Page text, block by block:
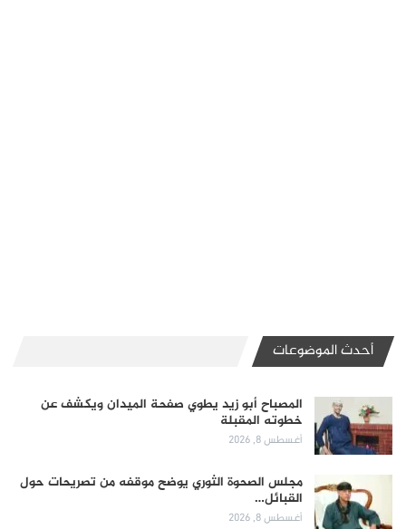
أحدث الموضوعات
المصباح أبو زيد يطوي صفحة الميدان ويكشف عن
خطوته المقبلة
أغسطس 8, 2026
مجلس الصحوة الثوري يوضح موقفه من تصريحات حول
القبائل…
أغسطس 8, 2026